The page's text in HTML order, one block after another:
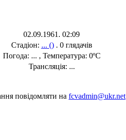
02.09.1961. 02:09
Стадіон: ... (). 0 глядачів
Погода: ... , Температура: 0ºC
Трансляція: ...
повідомляти на fcvadmin@ukr.net